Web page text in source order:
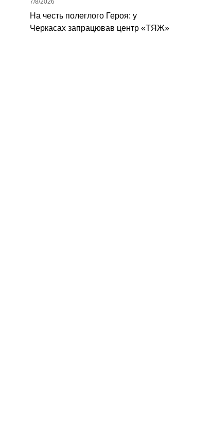
На честь полеглого Героя: у
Черкасах запрацював центр «ТЯЖ»
7/8/2026